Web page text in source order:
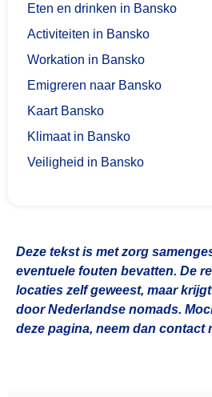
Eten en drinken in Bansko
Activiteiten in Bansko
Workation in Bansko
Emigreren naar Bansko
Kaart Bansko
Klimaat in Bansko
Veiligheid in Bansko
Deze tekst is met zorg
eventuele fouten bevatten. De
locaties zelf geweest, maar
door Nederlandse nomads.
deze pagina, neem dan contact